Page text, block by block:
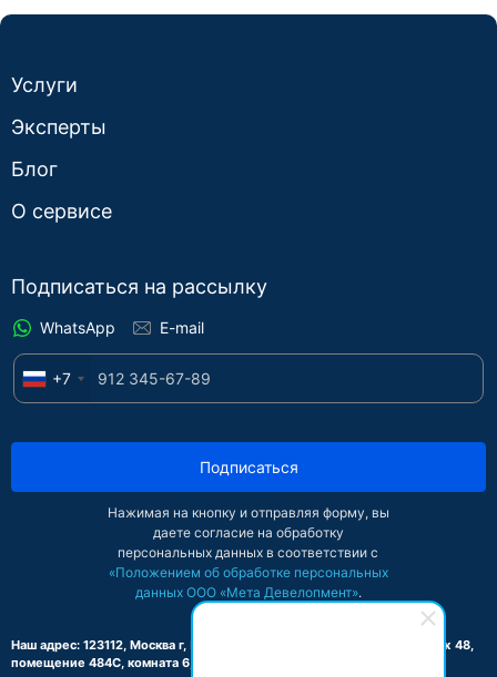
Услуги
Эксперты
Блог
О сервисе
Подписаться на рассылку
WhatsApp E-mail
+7
Подписаться
Нажимая на кнопку и отправляя форму, вы
даете согласие на обработку
персональных данных в соответствии с
«Положением об обработке персональных
данных ООО «Мета Девелопмент».
Наш адрес: 123112, Москва г, Пресненская наб, дом 8, строение 1, этаж 48,
помещение 484С, комната 6, офис 2-Б